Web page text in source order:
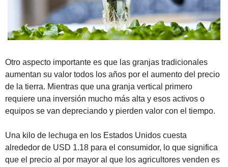
Otro aspecto importante es que las granjas tradicionales
aumentan su valor todos los años por el aumento del precio
de la tierra. Mientras que una granja vertical primero
requiere una inversión mucho más alta y esos activos o
equipos se van depreciando y pierden valor con el tiempo.
Una kilo de lechuga en los Estados Unidos cuesta
alrededor de USD 1.18 para el consumidor, lo que significa
que el precio al por mayor al que los agricultores venden es